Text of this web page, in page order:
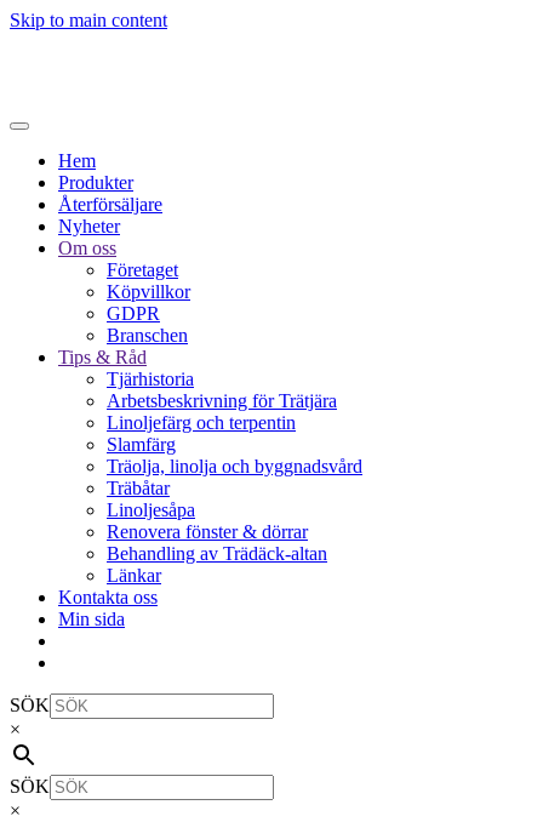
Skip to main content
Hem
Produkter
Återförsäljare
Nyheter
Om oss
Företaget
Köpvillkor
GDPR
Branschen
Tips & Råd
Tjärhistoria
Arbetsbeskrivning för Trätjära
Linoljefärg och terpentin
Slamfärg
Träolja, linolja och byggnadsvård
Träbåtar
Linoljesåpa
Renovera fönster & dörrar
Behandling av Trädäck-altan
Länkar
Kontakta oss
Min sida
SÖK
×
SÖK
×